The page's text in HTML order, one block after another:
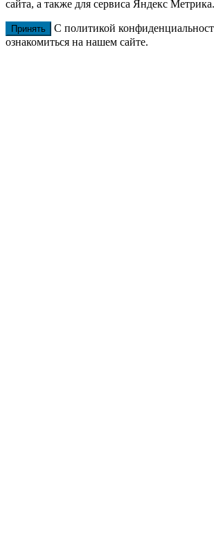
сайта, а также для сервиса Яндекс Метрика.
Принять
С политикой
ознакомиться на нашем сайте.